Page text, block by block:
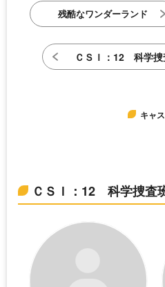
残酷なワンダーランド
ＣＳＩ：12 科学捜
キャ
ＣＳＩ：12 科学捜査